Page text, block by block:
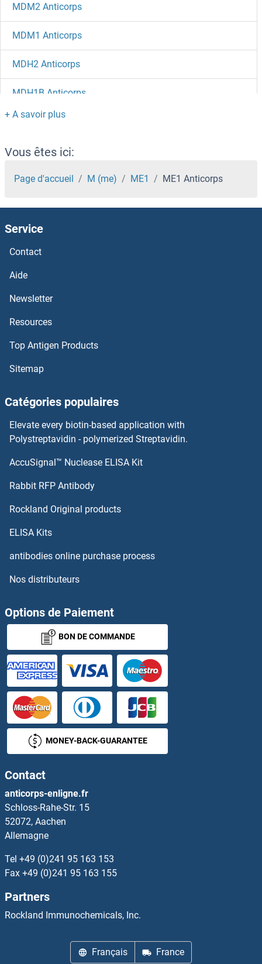
MDM2 Anticorps
MDM1 Anticorps
MDH2 Anticorps
MDH1B Anticorps
MDH1 Anticorps
MDGA2 Anticorps
MDGA1 Anticorps
MDFIC Anticorps
MDFI Anticorps
MCU Anticorps
MCT3 Anticorps
MCRS1 Anticorps
MCOLN1 Anticorps
MCMBP Anticorps
MCM9 Anticorps
MEAF6 Anticorps
MECP2 Anticorps
MECR Anticorps
MED10 Anticorps
MED11 Anticorps
MED12 Anticorps
MED12L Anticorps
MED13 Anticorps
MED13L Anticorps
MED14 Anticorps
MED15 Anticorps
MED16 Anticorps
MED17 Anticorps
MED19 Anticorps
Vous êtes ici:
Page d'accueil M (me) ME1 ME1 Anticorps
Service
Contact
Aide
Newsletter
Resources
Top Antigen Products
Sitemap
Catégories populaires
Elevate every biotin-based application with
Polystreptavidin - polymerized Streptavidin.
AccuSignal™ Nuclease ELISA Kit
Rabbit RFP Antibody
Rockland Original products
ELISA Kits
antibodies online purchase process
Nos distributeurs
Options de Paiement
BON DE COMMANDE
MONEY-BACK-GUARANTEE
Contact
anticorps-enligne.fr
Schloss-Rahe-Str. 15
52072, Aachen
Allemagne
Tel +49 (0)241 95 163 153
Fax +49 (0)241 95 163 155
Partners
Rockland Immunochemicals, Inc.
Français France